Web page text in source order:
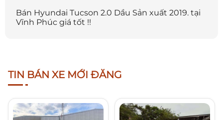
Bán Hyundai Tucson 2.0 Dầu Sản xuất 2019. tại
Vĩnh Phúc giá tốt !!
TIN BÁN XE MỚI ĐĂNG